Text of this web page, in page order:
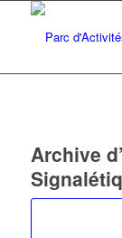
Archive